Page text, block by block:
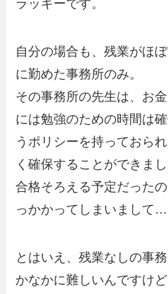
ラッキーです。
自分の場合も、残業がほ
に勤めた事務所のみ。
その事務所の先生は、お
には勉強のための時間は
うポリシーを持っておら
く確保することができま
合格そろえる予定だった
っかかってしまいまして…
とはいえ、残業なしの事
かなかに難しいんですけど